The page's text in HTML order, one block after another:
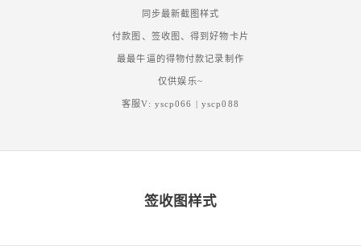
同步最新截图样式
付款图、签收图、得到好物卡片
最最牛逼的得物付款记录制作
仅供娱乐~
客服V: yscp066 | yscp088
签收图样式